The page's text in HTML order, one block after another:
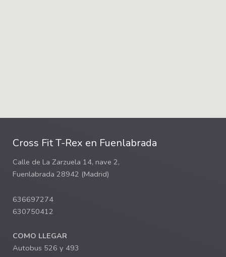
Cross Fit T-Rex en Fuenlabrada
Calle de La Zarzuela 14, nave 2,
Fuenlabrada 28942 (Madrid)
636697274
630750412
COMO LLEGAR
Autobus 526 y 493